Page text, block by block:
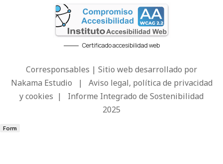
Certificado accesibilidad web
Corresponsables | Sitio web desarrollado por
Nakama Estudio | Aviso legal, política de privacidad
y cookies | Informe Integrado de Sostenibilidad
2025
Form